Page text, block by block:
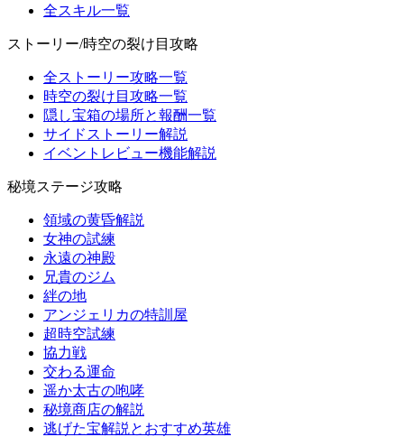
全スキル一覧
ストーリー/時空の裂け目攻略
全ストーリー攻略一覧
時空の裂け目攻略一覧
隠し宝箱の場所と報酬一覧
サイドストーリー解説
イベントレビュー機能解説
秘境ステージ攻略
領域の黄昏解説
女神の試練
永遠の神殿
兄貴のジム
絆の地
アンジェリカの特訓屋
超時空試練
協力戦
交わる運命
遥か太古の咆哮
秘境商店の解説
逃げた宝解説とおすすめ英雄